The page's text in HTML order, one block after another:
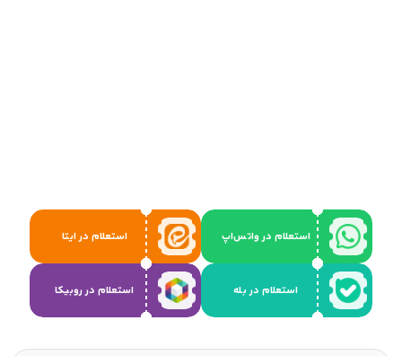
استعلام در واتس‌اپ استعلام در ایتا
استعلام در بله استعلام در روبیکا